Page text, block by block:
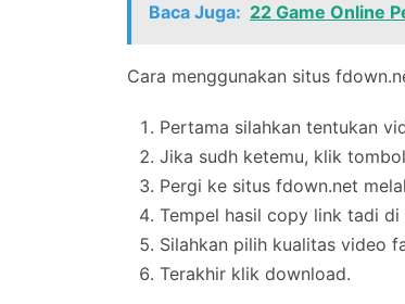
Baca Juga: 22 Game Online
Cara menggunakan situs
Pertama silahkan tentukan
Jika sudh ketemu, klik tombol
Pergi ke situs fdown.net
Tempel hasil copy link tadi
Silahkan pilih kualitas video
Terakhir klik download.